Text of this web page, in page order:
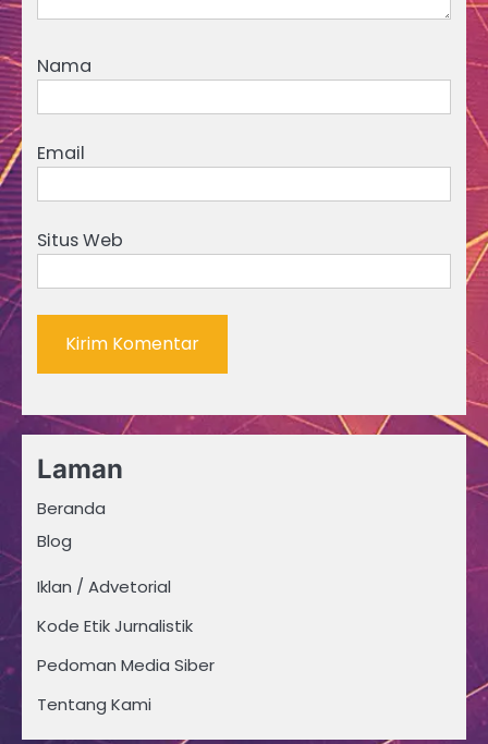
Nama
Email
Situs Web
Laman
Beranda
Blog
Iklan / Advetorial
Kode Etik Jurnalistik
Pedoman Media Siber
Tentang Kami